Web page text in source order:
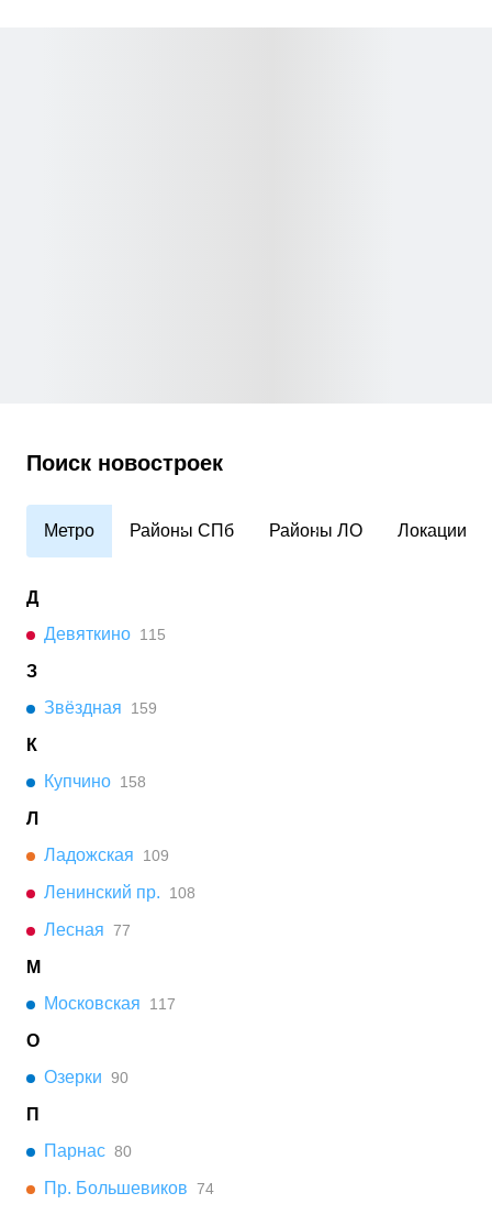
Поиск новостроек
Метро Районы СПб Районы ЛО Локации
Д
Девяткино 115
З
Звёздная
159
К
Купчино 158
Л
Ладожская
109
Ленинский пр. 108
Лесная 77
М
Московская
117
О
Озерки 90
П
Парнас 80
Пр. Большевиков 74